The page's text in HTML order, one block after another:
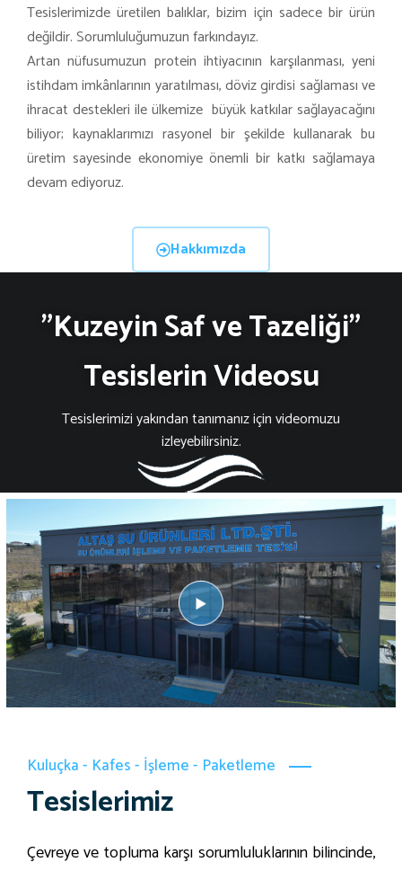
Tesislerimizde üretilen balıklar, bizim için sadece bir ürün
değildir. Sorumluluğumuzun farkındayız.
Artan nüfusumuzun protein ihtiyacının karşılanması, yeni
istihdam imkânlarının yaratılması, döviz girdisi sağlaması ve
ihracat destekleri ile ülkemize büyük katkılar sağlayacağını
biliyor; kaynaklarımızı rasyonel bir şekilde kullanarak bu
üretim sayesinde ekonomiye önemli bir katkı sağlamaya
devam ediyoruz.
Hakkımızda
"Kuzeyin Saf ve Tazeliği"
Tesislerin Videosu
Tesislerimizi yakından tanımanız için videomuzu
izleyebilirsiniz.
Kuluçka - Kafes - İşleme - Paketleme
Tesislerimiz
Çevreye ve topluma karşı sorumluluklarının bilincinde,